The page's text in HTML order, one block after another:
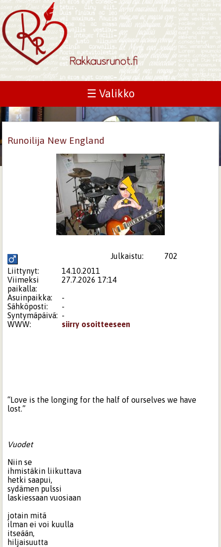
☰ Valikko
Runoilija New England
Julkaistu:
702
Liittynyt:
14.10.2011
Viimeksi
paikalla:
27.7.2026 17:14
Asuinpaikka:
-
Sähköposti:
-
Syntymäpäivä: -
WWW:
siirry osoitteeseen
“Love is the longing for the half of ourselves we have
lost.”
Vuodet
Niin se
ihmistäkin liikuttava
hetki saapui,
sydämen pulssi
laskiessaan vuosiaan
jotain mitä
ilman ei voi kuulla
itseään,
hiljaisuutta